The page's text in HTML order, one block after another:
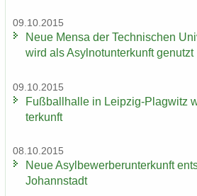
09.10.2015
Neue Mensa der Tech­ni­schen
wird als Asyl­not­un­ter­kunft ge­nutzt
09.10.2015
Fuß­ball­hal­le in Leipzig-​Plagwitz
ter­kunft
08.10.2015
Neue Asyl­be­wer­ber­un­ter­kunft
Johannstadt